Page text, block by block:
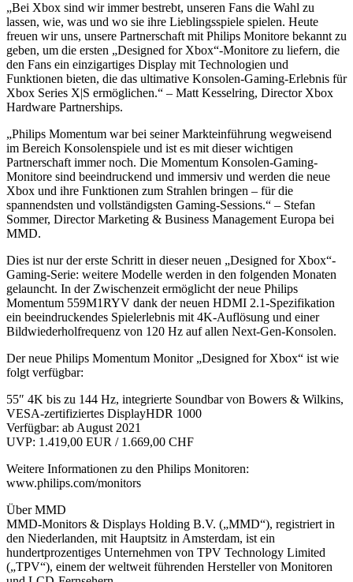
„Bei Xbox sind wir immer bestrebt, unseren Fans die Wahl zu
lassen, wie, was und wo sie ihre Lieblingsspiele spielen. Heute
freuen wir uns, unsere Partnerschaft mit Philips Monitore bekannt zu
geben, um die ersten „Designed for Xbox“-Monitore zu liefern, die
den Fans ein einzigartiges Display mit Technologien und
Funktionen bieten, die das ultimative Konsolen-Gaming-Erlebnis für
Xbox Series X|S ermöglichen.“ – Matt Kesselring, Director Xbox
Hardware Partnerships.
„Philips Momentum war bei seiner Markteinführung wegweisend
im Bereich Konsolenspiele und ist es mit dieser wichtigen
Partnerschaft immer noch. Die Momentum Konsolen-Gaming-
Monitore sind beeindruckend und immersiv und werden die neue
Xbox und ihre Funktionen zum Strahlen bringen – für die
spannendsten und vollständigsten Gaming-Sessions.“ – Stefan
Sommer, Director Marketing & Business Management Europa bei
MMD.
Dies ist nur der erste Schritt in dieser neuen „Designed for Xbox“-
Gaming-Serie: weitere Modelle werden in den folgenden Monaten
gelauncht. In der Zwischenzeit ermöglicht der neue Philips
Momentum 559M1RYV dank der neuen HDMI 2.1-Spezifikation
ein beeindruckendes Spielerlebnis mit 4K-Auflösung und einer
Bildwiederholfrequenz von 120 Hz auf allen Next-Gen-Konsolen.
Der neue Philips Momentum Monitor „Designed for Xbox“ ist wie
folgt verfügbar:
55″ 4K bis zu 144 Hz, integrierte Soundbar von Bowers & Wilkins,
VESA-zertifiziertes DisplayHDR 1000
Verfügbar: ab August 2021
UVP: 1.419,00 EUR / 1.669,00 CHF
Weitere Informationen zu den Philips Monitoren:
www.philips.com/monitors
Über MMD
MMD-Monitors & Displays Holding B.V. („MMD“), registriert in
den Niederlanden, mit Hauptsitz in Amsterdam, ist ein
hundertprozentiges Unternehmen von TPV Technology Limited
(„TPV“), einem der weltweit führenden Hersteller von Monitoren